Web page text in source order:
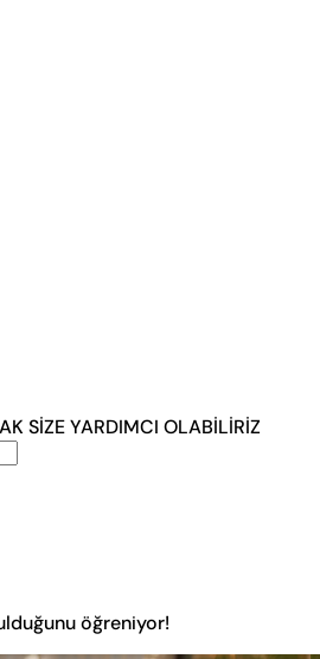
SİZE YARDIMCI OLABİLİRİZ
öğreniyor!